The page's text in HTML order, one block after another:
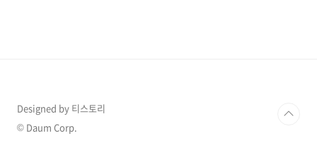
Designed by 티스토리
© Daum Corp.